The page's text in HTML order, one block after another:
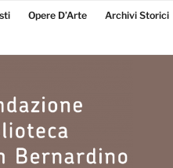
Opere D’Arte Archivi Storici